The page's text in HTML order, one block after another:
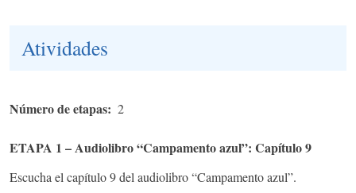
Atividades
Número de etapas 2
ETAPA 1 – Audiolibro “Campamento azul”: Capítulo 9
Escucha el capítulo 9 del audiolibro “Campamento azul”.